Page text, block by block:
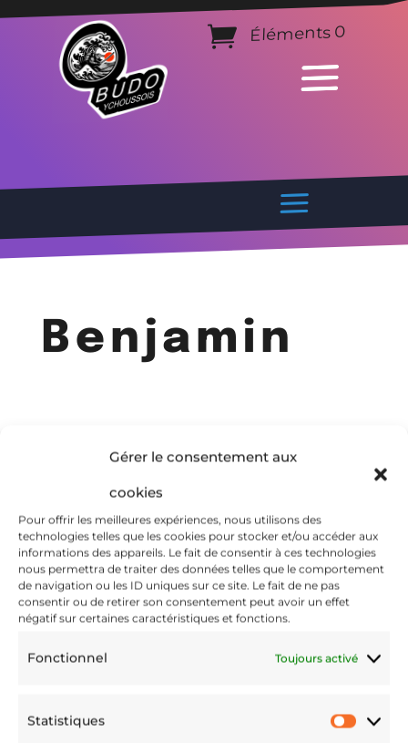
Gérer le consentement aux
cookies
Pour offrir les meilleures expériences, nous utilisons des
technologies telles que les cookies pour stocker et/ou accéder aux
informations des appareils. Le fait de consentir à ces technologies
nous permettra de traiter des données telles que le comportement
de navigation ou les ID uniques sur ce site. Le fait de ne pas
consentir ou de retirer son consentement peut avoir un effet
négatif sur certaines caractéristiques et fonctions.
Fonctionnel Toujours activé
Statistiques
Éléments 0
Benjamin
Bodier